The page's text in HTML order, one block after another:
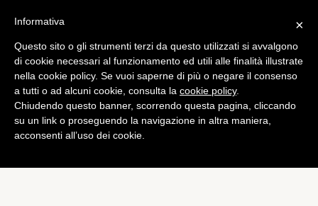
Bundesliga
Schalke, Goretzka e Szalai
già incantano
di Emiliano Storace
×
Informativa
Questo sito o gli strumenti terzi da questo utilizzati si avvalgono
di cookie necessari al funzionamento ed utili alle finalità illustrate
nella cookie policy. Se vuoi saperne di più o negare il consenso
a tutti o ad alcuni cookie, consulta la cookie policy.
Chiudendo questo banner, scorrendo questa pagina, cliccando
su un link o proseguendo la navigazione in altra maniera,
acconsenti all’uso dei cookie.